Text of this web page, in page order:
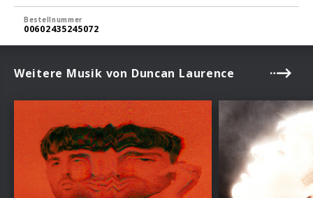
Bestellnummer
00602435245072
Weitere Musik von Duncan Laurence